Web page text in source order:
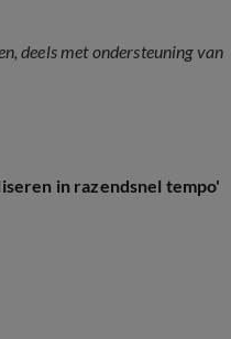
deels met ondersteuning van
in razendsnel tempo'